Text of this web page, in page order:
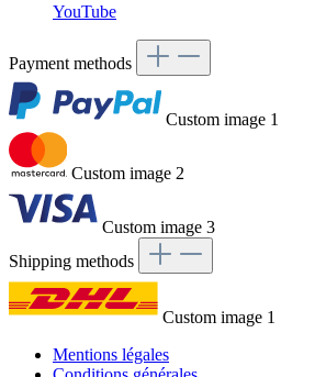
YouTube
Payment methods
Custom image 1
Custom image 2
Custom image 3
Shipping methods
Custom image 1
Mentions légales